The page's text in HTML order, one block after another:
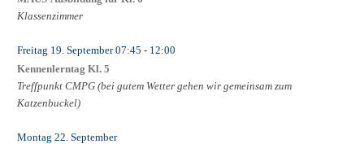
Klassenzimmer
Freitag 19. September07:45 - 12:00
Kennenlerntag Kl. 5
Treffpunkt CMPG (bei gutem Wetter gehen wir gemeinsam zum
Katzenbuckel)
Montag 22. September